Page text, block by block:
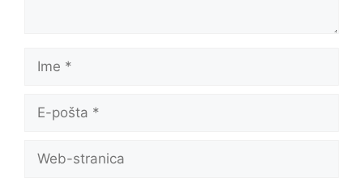
pošta
stranica